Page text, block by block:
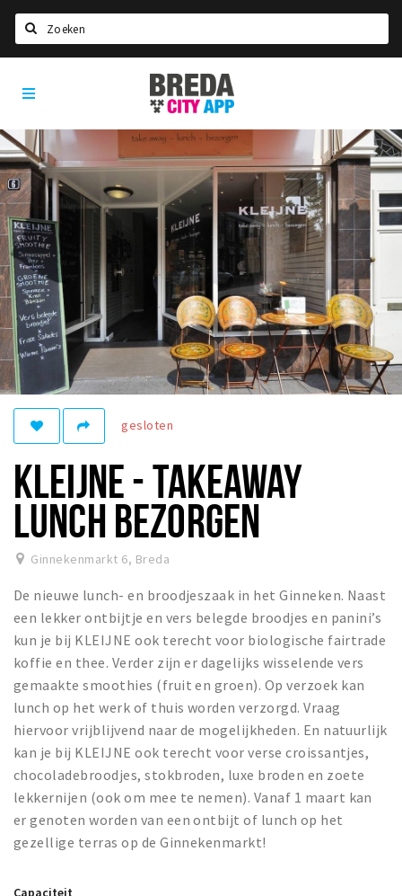
Home
Agenda
Deals
Party pics
Nieuws, interviews & blogs
Eten
Drinken
Slapen
Recreatief
Winkels
Winkelgebieden
Bezienswaardigheden
Musea, theaters & podia
Uitjes & activiteiten
Toeristische routes
Natuurgebieden
Baroniepoorten
Privacy
Inloggen
Breda
City
App
gesloten
KLEIJNE - TAKEAWAY
LUNCH BEZORGEN
Ginnekenmarkt 6, Breda
De nieuwe lunch- en broodjeszaak in het Ginneken. Naast
een lekker ontbijtje en vers belegde broodjes en panini’s
kun je bij KLEIJNE ook terecht voor biologische fairtrade
koffie en thee. Verder zijn er dagelijks wisselende vers
gemaakte smoothies (fruit en groen). Op verzoek kan
lunch op het werk of thuis worden verzorgd. Vraag
hiervoor vrijblijvend naar de mogelijkheden. En natuurlijk
kan je bij KLEIJNE ook terecht voor verse croissantjes,
chocoladebroodjes, stokbroden, luxe broden en zoete
lekkernijen (ook om mee te nemen). Vanaf 1 maart kan
er genoten worden van een ontbijt of lunch op het
gezellige terras op de Ginnekenmarkt!
Capaciteit